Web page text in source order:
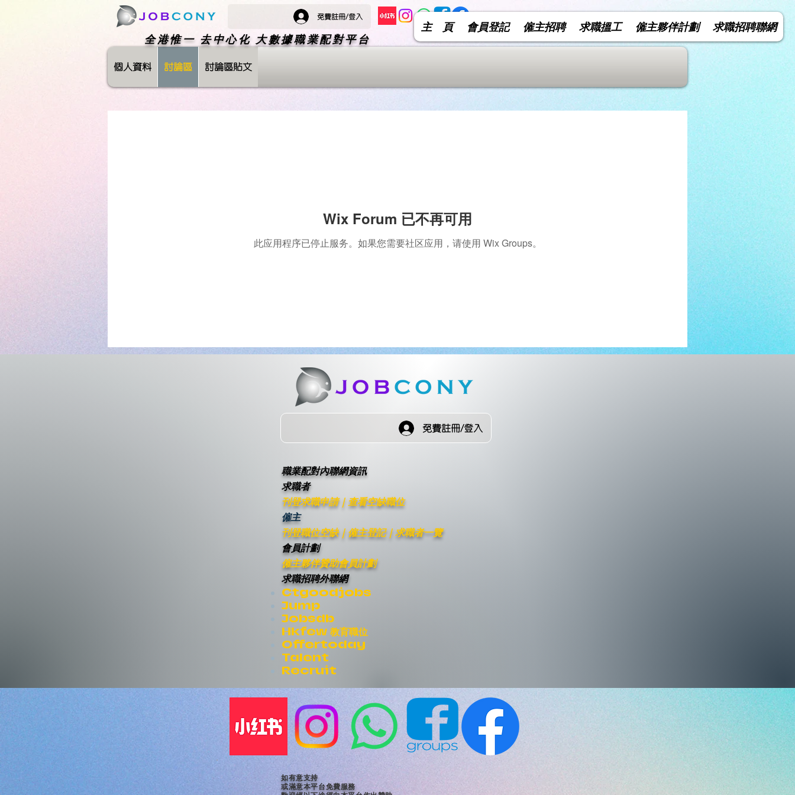
主 頁 會員登記 僱主招聘 求職搵工 僱主夥伴計劃 求職招聘聯網
免費註冊/登入
​全港惟一 去中心化 大數據職業配對平台
Wix Forum 已不再可用
此应用程序已停止服务。如果您需要社区应用，请使用 Wix Groups。
個人資料 討論區 討論區貼文
免費註冊/登入
職業配對內聯網資訊
求職者
刊登求職申請｜ 查看空缺職位
僱主
刊登職位空缺｜僱主登記｜求職者一覽
會員計劃
僱主夥伴贊助會員計劃
求職招聘外聯網
Ctgoodjobs
Jump
Jobsdb
Hkfew 教育職位
Offertoday
Talent
Recruit
如有意支持
或滿意本平台免費服務